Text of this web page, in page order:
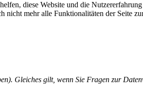
Gleiches gilt, wenn Sie Fragen zur
diese Website und die
nicht mehr alle Funktionalitäten der Seite